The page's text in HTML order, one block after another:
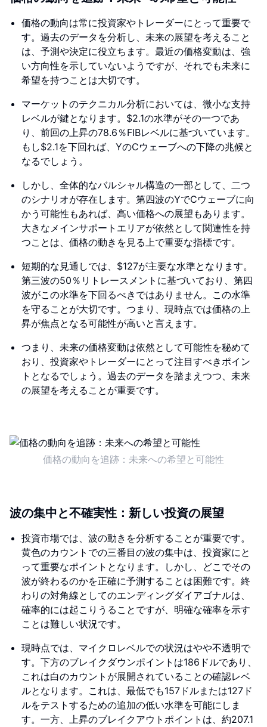
価格の動向は常に投資家やトレーダーにとって重要で
す。過去のデータを分析し、未来の展望を考えること
は、予測や決定に役立ちます。最近の価格変動は、強
い方向性を示していないようですが、それでも未来に
希望を持つことは大切です。
マーケットのテクニカル分析においては、微小な支持
レベルが鍵となります。$2.1の水準がその一つであ
り、前回の上昇の78.6％FIBレベルに基づいています。
もし$2.1を下回れば、YのCウェーブへの下降の兆候と
なるでしょう。
しかし、全体的なバルシャル構造の一部として、二つ
のシナリオが存在します。第四波のYでCウェーブに向
かう可能性もあれば、高い価格への展望もあります。
大きなメインサポートエリアが依然として関連性を持
つことは、価格の動きを見る上で重要な指標です。
短期的な見通しでは、$127が主要な水準となります。
第三波の50％リトレースメントに基づいており、第四
波がこの水準を下回るべきではありません。この水準
を守ることが大切です。つまり、現時点では価格の上
昇が焦点となる可能性が高いと言えます。
つまり、未来の価格変動は依然として可能性を秘めて
おり、投資家やトレーダーにとって注目すべきポイン
トとなるでしょう。過去のデータを踏まえつつ、未来
の展望を考えることが重要です。
価格の動向を追跡：未来への希望と可能性
波の集中と不確実性：新しい投資の展望
投資市場では、波の動きを分析することが重要です。
黄色のカウントでの三番目の波の集中は、投資家にと
って重要なポイントとなります。しかし、どこでその
波が終わるのかを正確に予測することは困難です。終
わりの対角線としてのエンディングダイアゴナルは、
確率的には起こりうることですが、明確な確率を示す
ことは難しい状況です。
現時点では、マイクロレベルでの状況はやや不透明で
す。下方のブレイクダウンポイントは186ドルであり、
これは白のカウントが展開されていることの確認レベ
ルとなります。これは、最低でも157ドルまたは127ド
ルをテストするための追加の低い水準を可能にしま
す。一方、上昇のブレイクアウトポイントは、約207.1